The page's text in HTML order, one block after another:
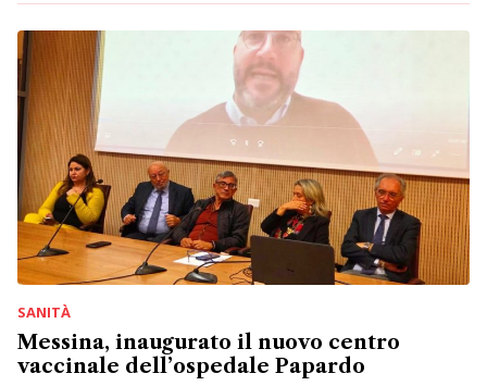
SANITÀ
Messina, inaugurato il nuovo centro
vaccinale dell’ospedale Papardo